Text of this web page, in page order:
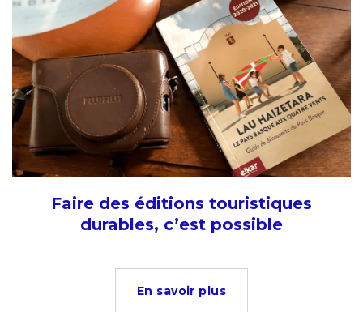
Faire des éditions touristiques
durables, c’est possible
En savoir plus